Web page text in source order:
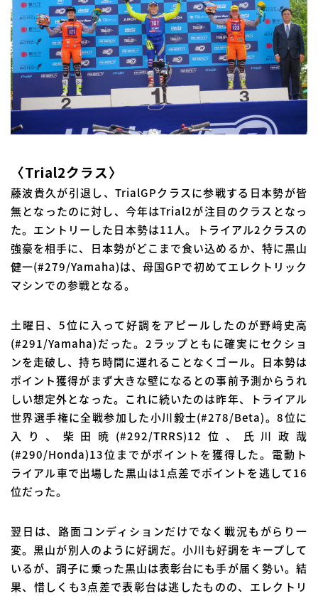
〈Trial2クラス〉
藤波貴久が引退し、TrialGPクラスに参戦する日本勢が皆
無となったのに対し、今年はTrial2が注目のクラスとなっ
た。エントリーした日本勢は11人。トライアル2クラスの
強豪を相手に、日本勢がどこまで食い込めるか、特に黒山
健一(#279/Yamaha)は、母国GPで初めてエレクトリック
マシンでの参戦となる。
土曜日、5位に入って好調をアピールしたのが野﨑史高
(#291/Yamaha)だった。2ラップともに確実にセクショ
ンを走破し、持ち時間に遅れることなくゴール。日本勢は
ポイント獲得がまず大きな壁になるとの事前予測からうれ
しい想定外となった。これに続いたのは昨年、トライアル
世界選手権に全戦参加した小川毅士(#278/Beta)。8位に
入り、柴田暁(#292/TRRS)12位、氏川政哉
(#290/Honda)13位までがポイントを獲得した。電動ト
ライアル車で出場した黒山は1点差でポイントを逃して16
位だった。
翌日は、路面コンディションだけでなく戦況もがらり一
変。黒山が別人のように好調だ。小川も好調をキープして
いるが、調子に乗った黒山は表彰台にも手が届く勢い。結
果、惜しくも3点差で表彰台は逃したものの、エレクトリ